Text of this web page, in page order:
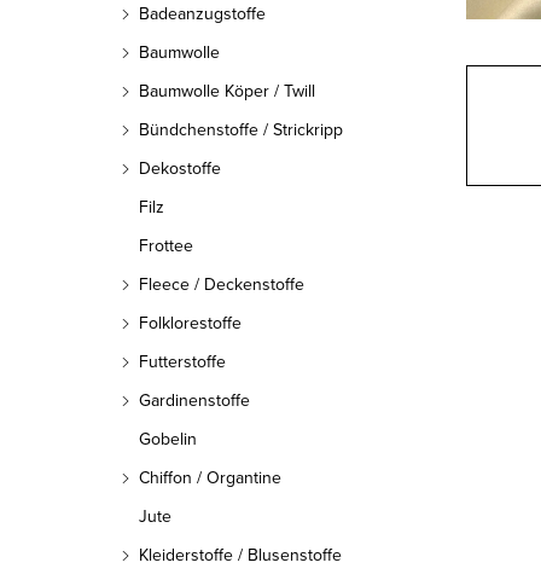
Badeanzugstoffe
Baumwolle
Baumwolle Köper / Twill
Bündchenstoffe / Strickripp
Dekostoffe
Filz
Frottee
Fleece / Deckenstoffe
Folklorestoffe
Futterstoffe
Gardinenstoffe
Gobelin
Chiffon / Organtine
Jute
Kleiderstoffe / Blusenstoffe